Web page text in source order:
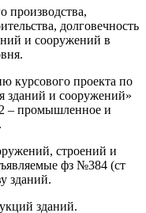
производства,
долговечность
и сооружений в
курсового проекта по
зданий и сооружений»
– промышленное и
строений и
фз №384 (ст
зданий.
зданий.